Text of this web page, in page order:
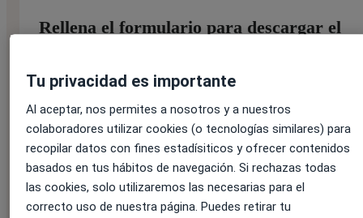
Rellena el formulario para descargar el
Nombre: *
Apellido:*
Tu privacidad es importante
Al aceptar, nos permites a nosotros y a nuestros
colaboradores utilizar cookies (o tecnologías similares) para
recopilar datos con fines estadísiticos y ofrecer contenidos
basados en tus hábitos de navegación. Si rechazas todas
las cookies, solo utilizaremos las necesarias para el
correcto uso de nuestra página. Puedes retirar tu